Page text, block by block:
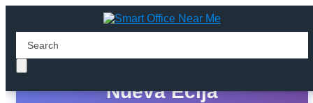
Smart Store San Jose
Nueva Ecija